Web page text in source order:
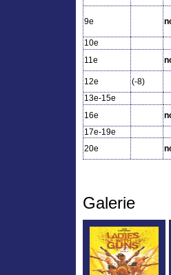
9e
10e
11e
12e
(-8)
13e-15e
16e
17e-19e
20e
Galerie